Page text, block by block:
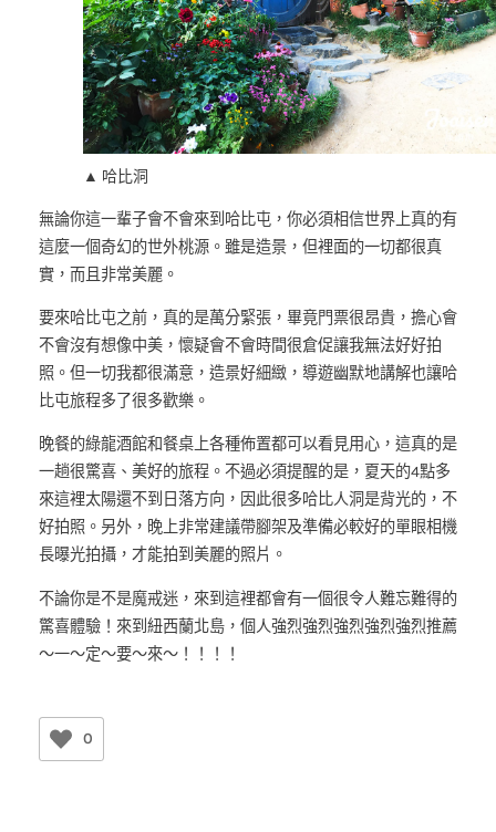
▲ 哈比洞
無論你這一輩子會不會來到哈比屯，你必須相信世界上真的有
這麼一個奇幻的世外桃源。雖是造景，但裡面的一切都很真
實，而且非常美麗。
要來哈比屯之前，真的是萬分緊張，畢竟門票很昂貴，擔心會
不會沒有想像中美，懷疑會不會時間很倉促讓我無法好好拍
照。但一切我都很滿意，造景好細緻，導遊幽默地講解也讓哈
比屯旅程多了很多歡樂。
晚餐的綠龍酒館和餐桌上各種佈置都可以看見用心，這真的是
一趟很驚喜、美好的旅程。不過必須提醒的是，夏天的4點多
來這裡太陽還不到日落方向，因此很多哈比人洞是背光的，不
好拍照。另外，晚上非常建議帶腳架及準備必較好的單眼相機
長曝光拍攝，才能拍到美麗的照片。
不論你是不是魔戒迷，來到這裡都會有一個很令人難忘難得的
驚喜體驗！來到紐西蘭北島，個人強烈強烈強烈強烈強烈推薦
～一～定～要～來～！！！！
0